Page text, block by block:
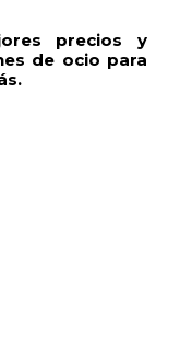
precios y
de ocio para